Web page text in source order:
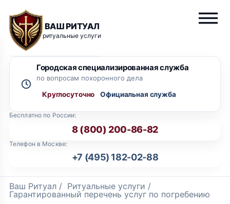
ВАШ РИТУАЛ
ритуальные услуги
Бесплатно по России:
8 (800) 200-86-82
Телефон в Москве:
+7 (495) 182-02-88
Городская специализированная служба
по вопросам похоронного дела
Круглосуточно
Ваш Ритуал / Ритуальные услуги /
Гарантированный перечень услуг по погребению